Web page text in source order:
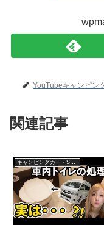
YouTubeキャンピン
関連記事
キャンピングカー・SUV人気車種